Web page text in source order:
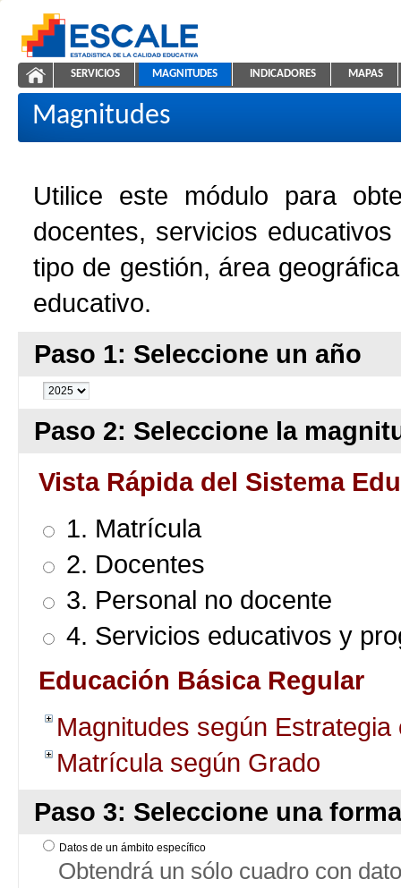
ESCALE - Unidad de Estadística Educativa
Magnitudes de la Educación
NAVEGACIÓN
SERVICIOS MAGNITUDES INDICADORES MAPAS
Magnitudes
Utilice este módulo para
docentes, servicios
tipo de gestión, área
educativo.
Paso 1: Seleccione un año
Paso 2: Seleccione la
Vista Rápida del Sistema
1. Matrícula
2. Docentes
3. Personal no docente
4. Servicios educativos y
Educación Básica Regular
Magnitudes según
Matrícula según Grado
Paso 3: Seleccione una
Datos de un ámbito específico
Obtendrá un sólo cuadro con